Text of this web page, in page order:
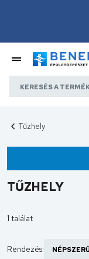
Tűzhely
TŰZHELY
1 találat
Rendezés: